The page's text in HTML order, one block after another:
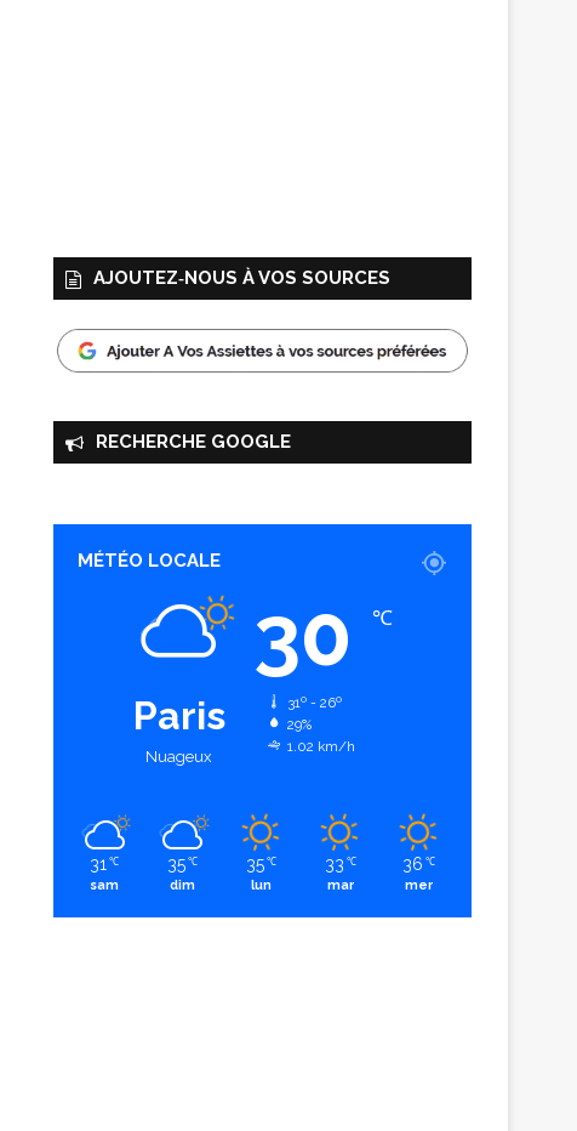
AJOUTEZ‑NOUS À VOS SOURCES
RECHERCHE GOOGLE
MÉTÉO LOCALE
Paris
Nuageux
30 ℃
31º - 26º
29%
1.02 km/h
31 ℃
sam
35 ℃
dim
35 ℃
lun
33 ℃
mar
36 ℃
mer